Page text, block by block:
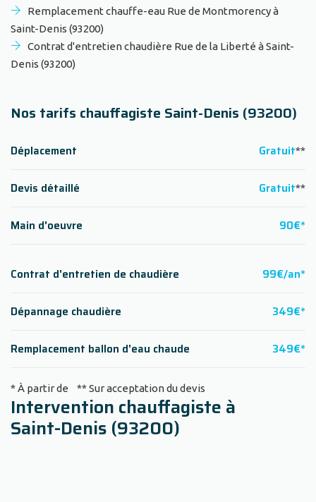
Remplacement chauffe-eau Rue de Montmorency à
Saint-Denis (93200)
Contrat d'entretien chaudière Rue de la Liberté à Saint-
Denis (93200)
Nos tarifs chauffagiste Saint-Denis (93200)
Déplacement Gratuit**
Devis détaillé Gratuit**
Main d'oeuvre 90€*
Contrat d'entretien de chaudière 99€/an*
Dépannage chaudière 349€*
Remplacement ballon d'eau chaude 349€*
* À partir de ** Sur acceptation du devis
Intervention chauffagiste à
Saint-Denis (93200)